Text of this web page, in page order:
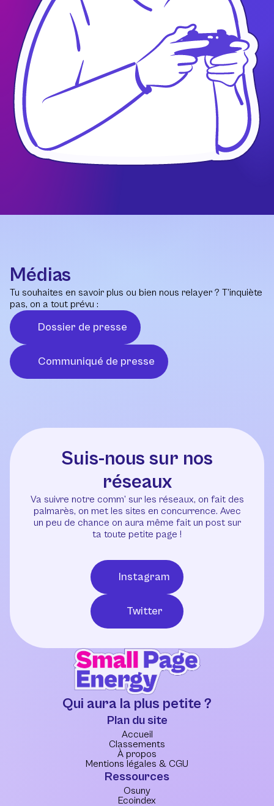
Médias
Tu souhaites en savoir plus ou bien nous relayer ? T’inquiète
pas, on a tout prévu :
Dossier de presse
Communiqué de presse
Suis-nous sur nos
réseaux
Va suivre notre comm’ sur les réseaux, on fait des
palmarès, on met les sites en concurrence. Avec
un peu de chance on aura même fait un post sur
ta toute petite page !
Instagram
Twitter
Qui aura la plus petite ?
Plan du site
Accueil
Classements
À propos
Mentions légales & CGU
Ressources
Osuny
Ecoindex